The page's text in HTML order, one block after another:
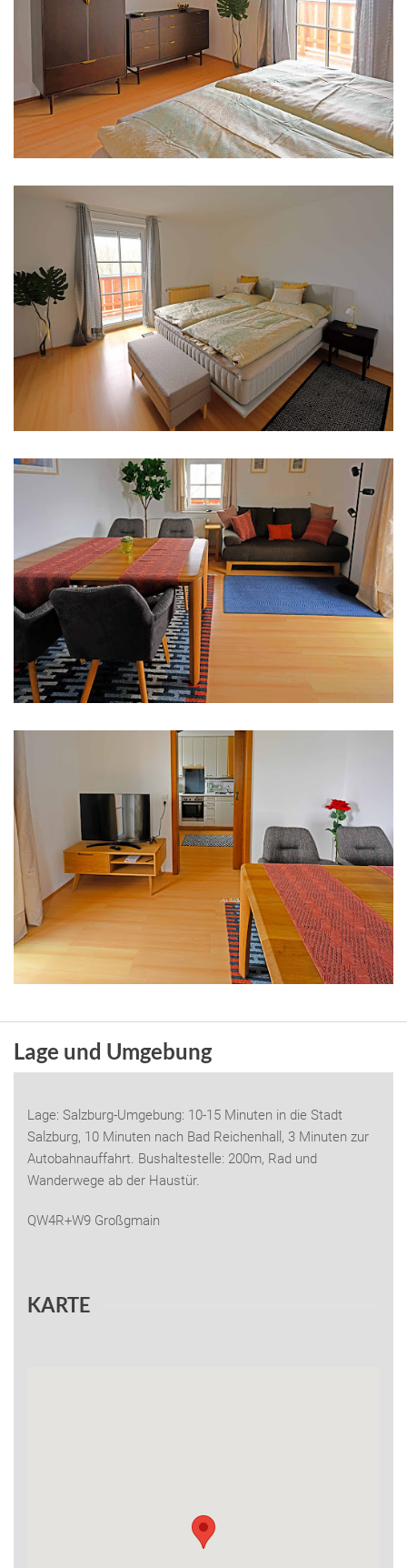
Lage und Umgebung
Lage: Salzburg-Umgebung: 10-15 Minuten in die Stadt
Salzburg, 10 Minuten nach Bad Reichenhall, 3 Minuten zur
Autobahnauffahrt. Bushaltestelle: 200m, Rad und
Wanderwege ab der Haustür.
QW4R+W9 Großgmain
KARTE